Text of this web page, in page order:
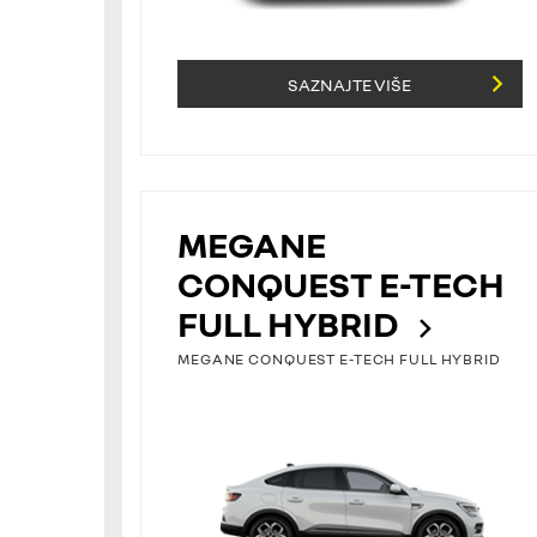
Osiguranje
SAZNAJTE VIŠE
MEGANE
CONQUEST E-TECH
FULL HYBRID
MEGANE CONQUEST E-TECH FULL HYBRID